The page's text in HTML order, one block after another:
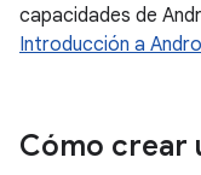
capacidades de
Introducción a
Cómo crear